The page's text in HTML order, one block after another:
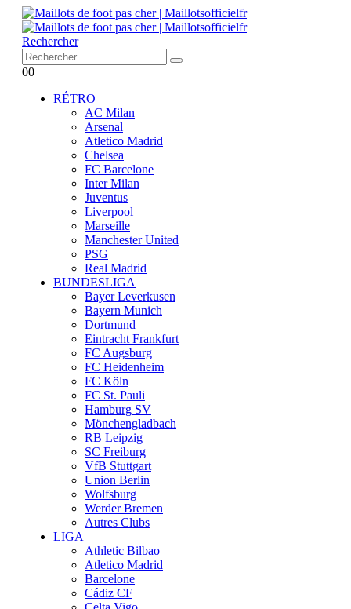
Rechercher
00
RÉTRO
AC Milan
Arsenal
Atletico Madrid
Chelsea
FC Barcelone
Inter Milan
Juventus
Liverpool
Marseille
Manchester United
PSG
Real Madrid
BUNDESLIGA
Bayer Leverkusen
Bayern Munich
Dortmund
Eintracht Frankfurt
FC Augsburg
FC Heidenheim
FC Köln
FC St. Pauli
Hamburg SV
Mönchengladbach
RB Leipzig
SC Freiburg
VfB Stuttgart
Union Berlin
Wolfsburg
Werder Bremen
Autres Clubs
LIGA
Athletic Bilbao
Atletico Madrid
Barcelone
Cádiz CF